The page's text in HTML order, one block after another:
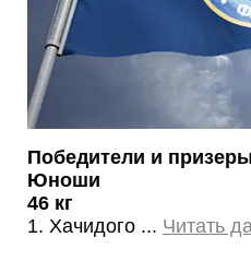
Победители и
Юноши
46 кг
1. Хачидого ... Читать